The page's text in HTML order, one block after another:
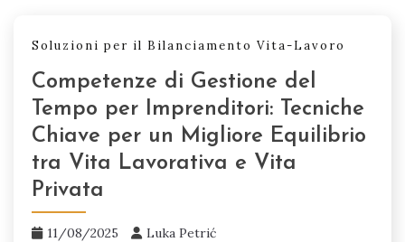
Soluzioni per il Bilanciamento Vita-Lavoro
Competenze di Gestione del
Tempo per Imprenditori: Tecniche
Chiave per un Migliore Equilibrio
tra Vita Lavorativa e Vita
Privata
11/08/2025 Luka Petrić